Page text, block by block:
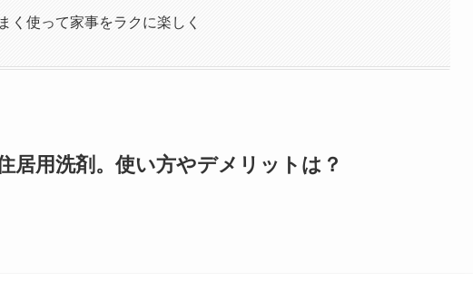
く使って家事をラクに楽しく
居用洗剤。使い方やデメリットは？